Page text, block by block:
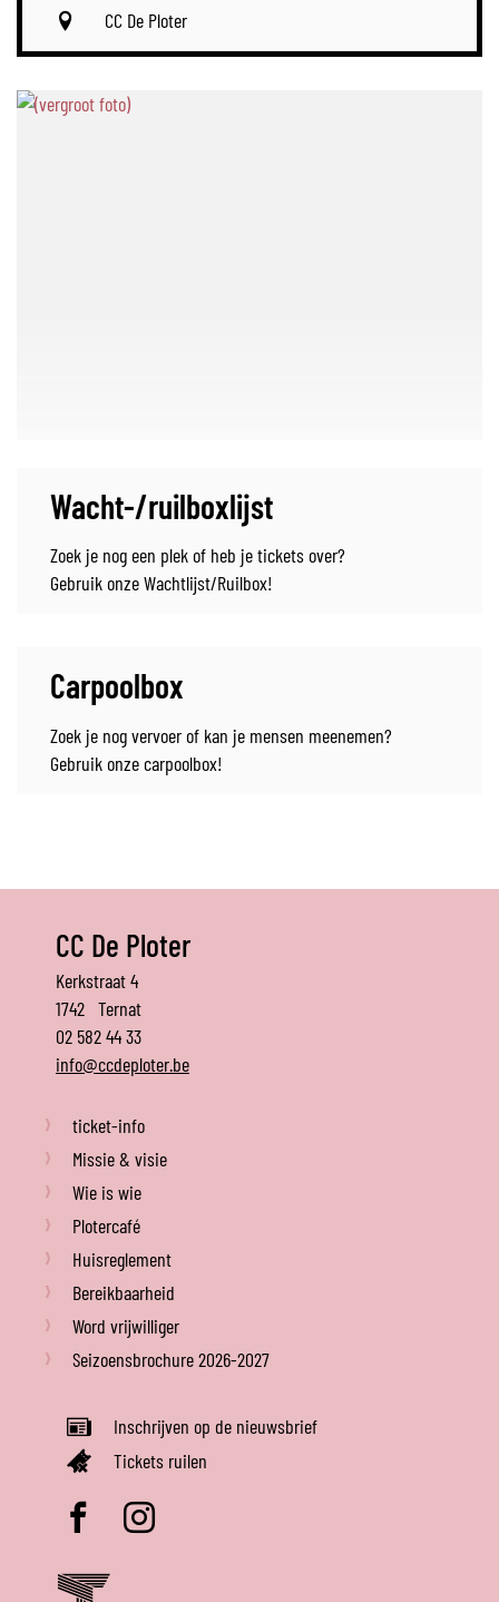
CC De Ploter
Wacht-/ruilboxlijst
Zoek je nog een plek of heb je tickets over?
Gebruik onze Wachtlijst/Ruilbox!
Carpoolbox
Zoek je nog vervoer of kan je mensen meenemen?
Gebruik onze carpoolbox!
CC De Ploter
De
Ploter
Adres
Kerkstraat 4
1742 Ternat
Tel.
02 582 44 33
E-
info@ccdeploter.be
ticket-info
Missie & visie
Wie is wie
Plotercafé
Huisreglement
Bereikbaarheid
Word vrijwilliger
Seizoensbrochure 2026-2027
Inschrijven op de nieuwsbrief
Tickets ruilen
ons